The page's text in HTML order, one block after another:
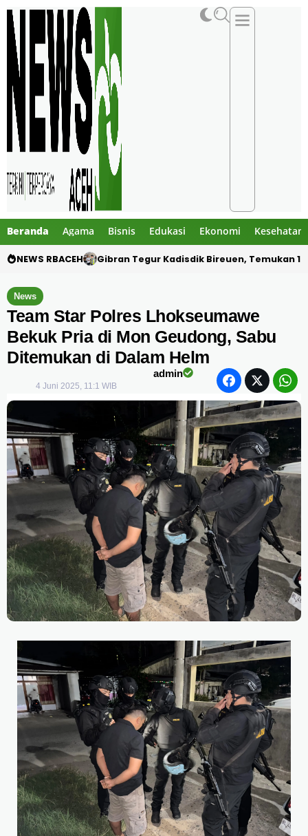
Beranda Agama Bisnis Edukasi Ekonomi Kesehatan
NEWS RBACEH PHE NSO Klarifikasi Dugaan Bau Amoniak
News
Team Star Polres Lhokseumawe
Bekuk Pria di Mon Geudong, Sabu
Ditemukan di Dalam Helm
admin
4 Juni 2025, 11:1 WIB